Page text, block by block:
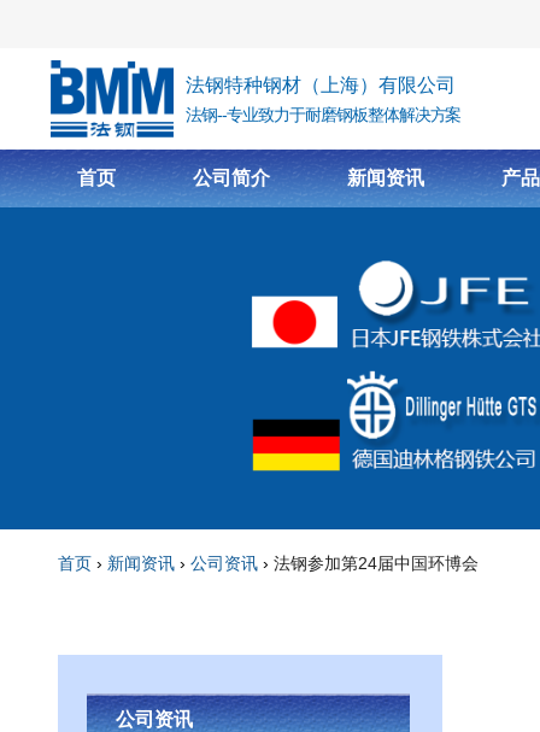
法钢特种钢材（上海）有限公司
法钢--专业致力于耐磨钢板整体解决方案
首页 公司简介 新闻资讯 产
首页 › 新闻资讯 › 公司资讯 › 法钢参加第24届中国环博会
公司资讯